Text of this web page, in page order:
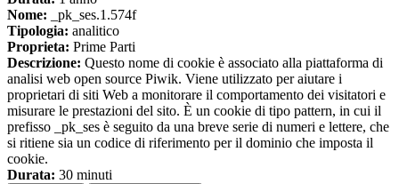
Nome: _pk_ses.1.574f
Tipologia: analitico
Proprieta: Prime Parti
Descrizione: Questo nome di cookie è associato alla piattaforma di
analisi web open source Piwik. Viene utilizzato per aiutare i
proprietari di siti Web a monitorare il comportamento dei visitatori e
misurare le prestazioni del sito. È un cookie di tipo pattern, in cui il
prefisso _pk_ses è seguito da una breve serie di numeri e lettere, che
si ritiene sia un codice di riferimento per il dominio che imposta il
cookie.
Durata: 30 minuti